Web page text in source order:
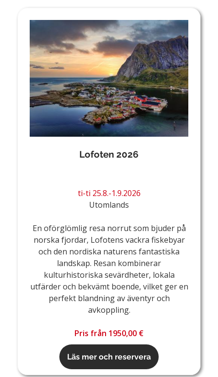
Lofoten 2026
ti-ti 25.8.-1.9.2026
Utomlands
En oförglömlig resa norrut som bjuder på
norska fjordar, Lofotens vackra fiskebyar
och den nordiska naturens fantastiska
landskap. Resan kombinerar
kulturhistoriska sevärdheter, lokala
utfärder och bekvämt boende, vilket ger en
perfekt blandning av äventyr och
avkoppling.
Pris från 1950,00 €
Läs mer och reservera